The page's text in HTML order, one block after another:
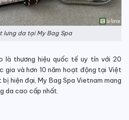
lưng da tại My Bag Spa
là thương hiệu quốc tế uy tín với 20
gia và hơn 10 năm hoạt động tại Việt
hiện đại, My Bag Spa Vietnam mang
da cao cấp nhất.